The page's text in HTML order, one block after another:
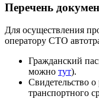
Перечень
Для осуществления
оператору СТО
Гражданский
можно тут).
Свидетельство
транспортного